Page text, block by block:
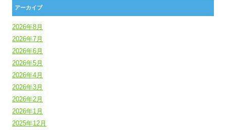
アーカイブ
2026年8月
2026年7月
2026年6月
2026年5月
2026年4月
2026年3月
2026年2月
2026年1月
2025年12月